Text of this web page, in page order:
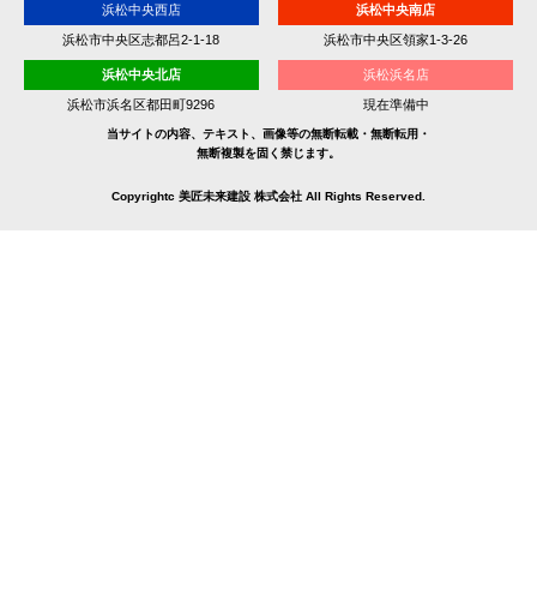
浜松中央西店
浜松市中央区志都呂2-1-18
浜松中央南店
浜松市中央区領家1-3-26
浜松中央北店
浜松市浜名区都田町9296
浜松浜名店
現在準備中
当サイトの内容、テキスト、画像等の無断転載・無断転用・
無断複製を固く禁じます。
Copyrightc 美匠未来建設 株式会社 All Rights Reserved.